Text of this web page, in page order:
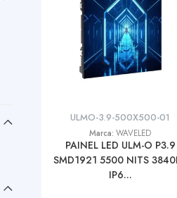
ULMO-3.9-500X500-01
Marca:WAVELED
PAINEL LED ULM-O P3.9
SMD1921 5500 NITS
IP6...